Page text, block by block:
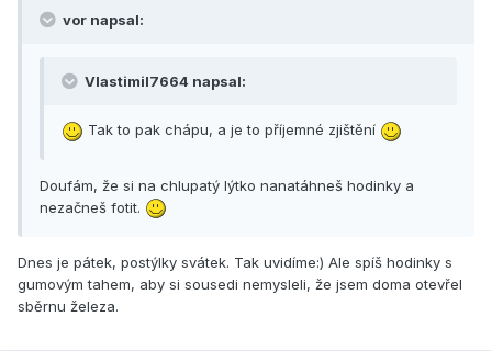
vor napsal:
Vlastimil7664 napsal:
Tak to pak chápu, a je to příjemné zjištění
Doufám, že si na chlupatý lýtko nanatáhneš hodinky a
nezačneš fotit.
Dnes je pátek, postýlky svátek. Tak uvidíme:) Ale spíš hodinky s
gumovým tahem, aby si sousedi nemysleli, že jsem doma otevřel
sběrnu železa.